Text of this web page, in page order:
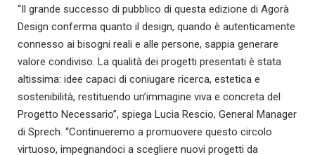
“Il grande successo di pubblico di questa edizione di Agorà
Design conferma quanto il design, quando è autenticamente
connesso ai bisogni reali e alle persone, sappia generare
valore condiviso. La qualità dei progetti presentati è stata
altissima: idee capaci di coniugare ricerca, estetica e
sostenibilità, restituendo un’immagine viva e concreta del
Progetto Necessario”, spiega Lucia Rescio, General Manager
di Sprech. “Continueremo a promuovere questo circolo
virtuoso, impegnandoci a scegliere nuovi progetti da